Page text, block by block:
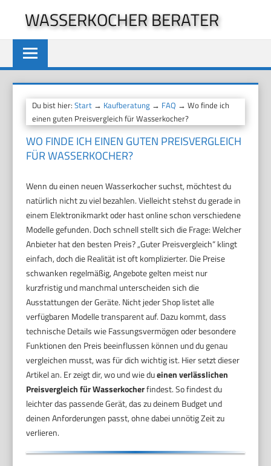
springen
WASSERKOCHER BERATER
Du bist hier:Start → Kaufberatung → FAQ → Wo finde ich
einen guten Preisvergleich für Wasserkocher?
WO FINDE ICH EINEN GUTEN PREISVERGLEICH
FÜR WASSERKOCHER?
Wenn du einen neuen Wasserkocher suchst, möchtest du
natürlich nicht zu viel bezahlen. Vielleicht stehst du gerade in
einem Elektronikmarkt oder hast online schon verschiedene
Modelle gefunden. Doch schnell stellt sich die Frage: Welcher
Anbieter hat den besten Preis? „Guter Preisvergleich“ klingt
einfach, doch die Realität ist oft komplizierter. Die Preise
schwanken regelmäßig, Angebote gelten meist nur
kurzfristig und manchmal unterscheiden sich die
Ausstattungen der Geräte. Nicht jeder Shop listet alle
verfügbaren Modelle transparent auf. Dazu kommt, dass
technische Details wie Fassungsvermögen oder besondere
Funktionen den Preis beeinflussen können und du genau
vergleichen musst, was für dich wichtig ist. Hier setzt dieser
Artikel an. Er zeigt dir, wo und wie dueinen verlässlichen
Preisvergleich für Wasserkocherfindest. So findest du
leichter das passende Gerät, das zu deinem Budget und
deinen Anforderungen passt, ohne dabei unnötig Zeit zu
verlieren.